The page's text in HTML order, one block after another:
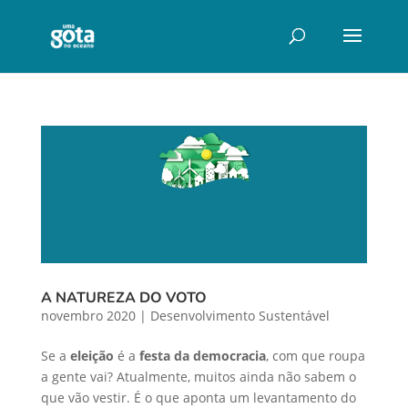
A NATUREZA DO VOTO
novembro 2020| Desenvolvimento Sustentável
Se a eleição é a festa da democracia, com que roupa
a gente vai? Atualmente, muitos ainda não sabem o
que vão vestir. É o que aponta um levantamento do